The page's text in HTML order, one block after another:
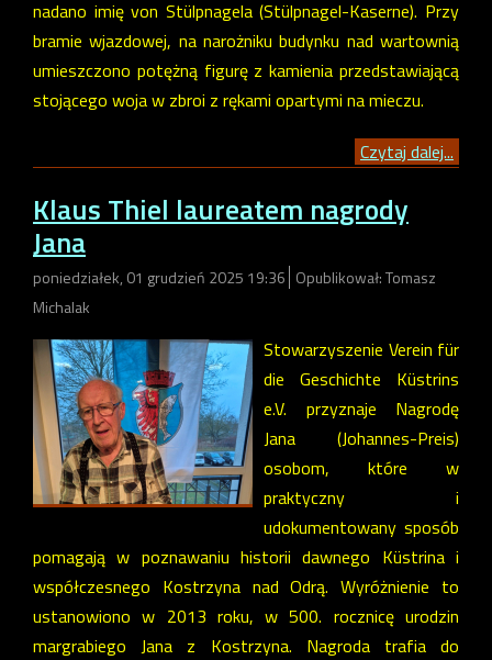
nadano imię von Stülpnagela (Stülpnagel-Kaserne). Przy
bramie wjazdowej, na narożniku budynku nad wartownią
umieszczono potężną figurę z kamienia przedstawiającą
stojącego woja w zbroi z rękami opartymi na mieczu.
Czytaj dalej...
Klaus Thiel laureatem nagrody
Jana
poniedziałek, 01 grudzień 2025 19:36 Opublikował: Tomasz
Michalak
Stowarzyszenie Verein für
die Geschichte Küstrins
e.V. przyznaje Nagrodę
Jana (Johannes-Preis)
osobom, które w
praktyczny i
udokumentowany sposób
pomagają w poznawaniu historii dawnego Küstrina i
współczesnego Kostrzyna nad Odrą. Wyróżnienie to
ustanowiono w 2013 roku, w 500. rocznicę urodzin
margrabiego Jana z Kostrzyna. Nagroda trafia do